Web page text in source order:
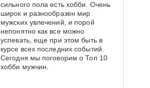
сильного пола есть хобби. Очень
широк и разнообразен мир
мужских увлечений, и порой
непонятно как все можно
успевать, еще при этом быть в
курсе всех последних событий.
Сегодня мы поговорим о Топ 10
хобби мужчин.